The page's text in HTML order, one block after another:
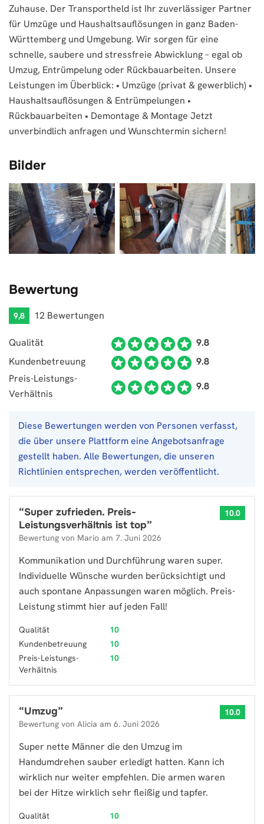
Zuhause. Der Transportheld ist Ihr zuverlässiger Partner
für Umzüge und Haushaltsauflösungen in ganz Baden-
Württemberg und Umgebung. Wir sorgen für eine
schnelle, saubere und stressfreie Abwicklung – egal ob
Umzug, Entrümpelung oder Rückbauarbeiten. Unsere
Leistungen im Überblick: • Umzüge (privat & gewerblich) •
Haushaltsauflösungen & Entrümpelungen •
Rückbauarbeiten • Demontage & Montage Jetzt
unverbindlich anfragen und Wunschtermin sichern!
Bilder
Bewertung
9,8 12 Bewertungen
Qualität
9.8
Kundenbetreuung
9.8
Preis-Leistungs-
Verhältnis
9.8
Diese Bewertungen werden von Personen verfasst,
die über unsere Plattform eine Angebotsanfrage
gestellt haben. Alle Bewertungen, die unseren
Richtlinien entsprechen, werden veröffentlicht.
“Super zufrieden. Preis-
Leistungsverhältnis ist top”
Bewertung von Mario am 7. Juni 2026
10.0
Kommunikation und Durchführung waren super.
Individuelle Wünsche wurden berücksichtigt und
auch spontane Anpassungen waren möglich. Preis-
Leistung stimmt hier auf jeden Fall!
Qualität
10
Kundenbetreuung
10
Preis-Leistungs-
Verhältnis
10
“Umzug”
Bewertung von Alicia am 6. Juni 2026
10.0
Super nette Männer die den Umzug im
Handumdrehen sauber erledigt hatten. Kann ich
wirklich nur weiter empfehlen. Die armen waren
bei der Hitze wirklich sehr fleißig und tapfer.
Qualität
10